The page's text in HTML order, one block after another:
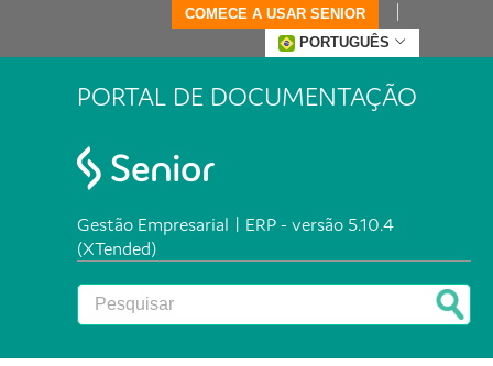
COMECE A USAR SENIOR
PORTUGUÊS
PORTAL DE DOCUMENTAÇÃO
Gestão Empresarial | ERP - versão 5.10.4
(XTended)